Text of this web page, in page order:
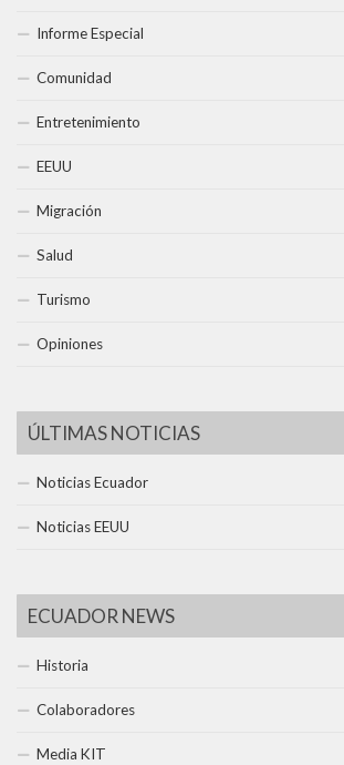
Informe Especial
Comunidad
Entretenimiento
EEUU
Migración
Salud
Turismo
Opiniones
ÚLTIMAS NOTICIAS
Noticias Ecuador
Noticias EEUU
ECUADOR NEWS
Historia
Colaboradores
Media KIT